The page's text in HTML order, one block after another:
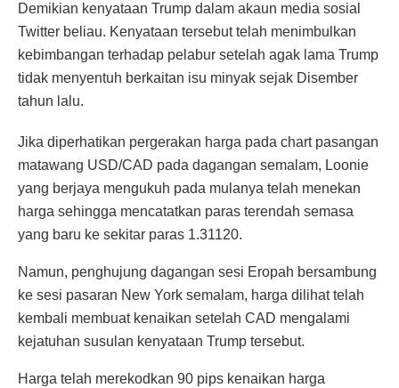
Demikian kenyataan Trump dalam akaun media sosial
Twitter beliau. Kenyataan tersebut telah menimbulkan
kebimbangan terhadap pelabur setelah agak lama Trump
tidak menyentuh berkaitan isu minyak sejak Disember
tahun lalu.
Jika diperhatikan pergerakan harga pada chart pasangan
matawang USD/CAD pada dagangan semalam, Loonie
yang berjaya mengukuh pada mulanya telah menekan
harga sehingga mencatatkan paras terendah semasa
yang baru ke sekitar paras 1.31120.
Namun, penghujung dagangan sesi Eropah bersambung
ke sesi pasaran New York semalam, harga dilihat telah
kembali membuat kenaikan setelah CAD mengalami
kejatuhan susulan kenyataan Trump tersebut.
Harga telah merekodkan 90 pips kenaikan harga